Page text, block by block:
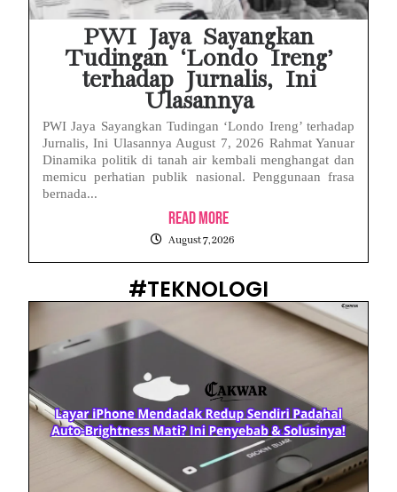
PWI Jaya Sayangkan
Tudingan ‘Londo Ireng’
terhadap Jurnalis, Ini
Ulasannya
PWI Jaya Sayangkan Tudingan ‘Londo Ireng’ terhadap
Jurnalis, Ini Ulasannya August 7, 2026 Rahmat Yanuar
Dinamika politik di tanah air kembali menghangat dan
memicu perhatian publik nasional. Penggunaan frasa
bernada...
Read More
August 7, 2026
#TEKNOLOGI